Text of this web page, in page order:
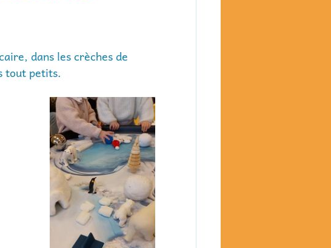
dans les crèches de
tout petits.